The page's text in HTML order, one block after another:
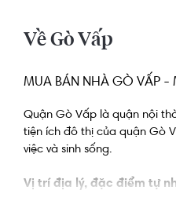
Về Gò Vấp
MUA BÁN NHÀ GÒ VẤP -
Quận Gò Vấp là quận nội
tiện ích đô thị của quận Gò
việc và sinh sống.
Vị trí địa lý, đặc điểm tự